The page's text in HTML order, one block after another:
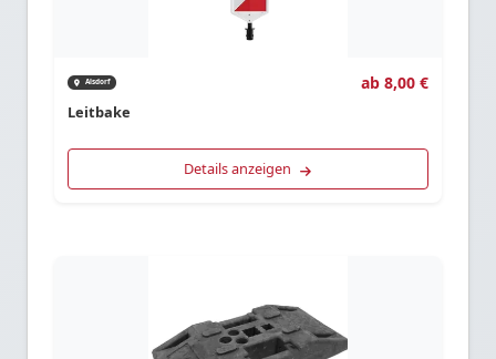
Alsdorf ab 8,00 €
Leitbake
Details anzeigen